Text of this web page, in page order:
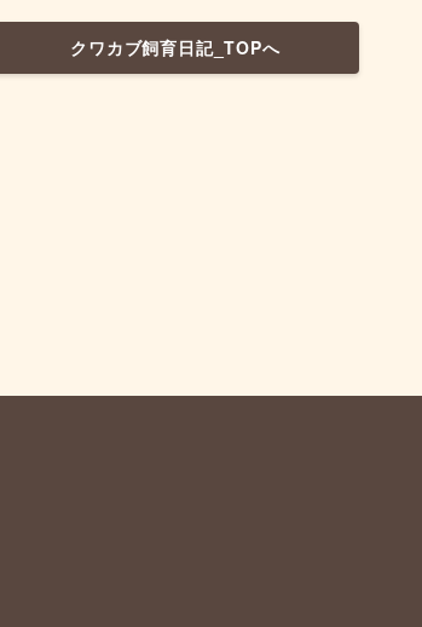
クワカブ飼育日記_TOPへ